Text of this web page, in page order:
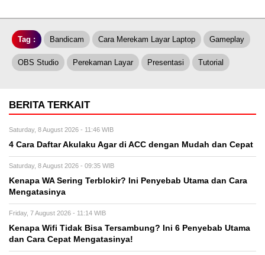
Tag : Bandicam Cara Merekam Layar Laptop Gameplay
OBS Studio Perekaman Layar Presentasi Tutorial
BERITA TERKAIT
Saturday, 8 August 2026 - 11:46 WIB
4 Cara Daftar Akulaku Agar di ACC dengan Mudah dan Cepat
Saturday, 8 August 2026 - 09:35 WIB
Kenapa WA Sering Terblokir? Ini Penyebab Utama dan Cara
Mengatasinya
Friday, 7 August 2026 - 11:14 WIB
Kenapa Wifi Tidak Bisa Tersambung? Ini 6 Penyebab Utama
dan Cara Cepat Mengatasinya!